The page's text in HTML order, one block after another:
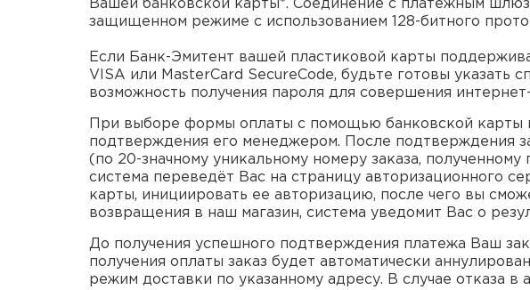
Вашей банковской карты*. Соединение с платежным
защищенном режиме с использованием 128-битного
Если Банк-Эмитент вашей пластиковой карты
VISA или MasterCard SecureCode, будьте готовы
возможность получения пароля для совершения
При выборе формы оплаты с помощью банковской карты
подтверждения его менеджером. После подтверждения
(по 20-значному уникальному номеру заказа,
система переведёт Вас на страницу авторизационного
карты, инициировать ее авторизацию, после чего вы
возвращения в наш магазин, система уведомит Вас о
До получения успешного подтверждения платежа Ваш
получения оплаты заказ будет автоматически
режим доставки по указанному адресу. В случае отказа